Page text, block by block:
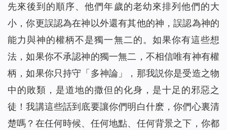
先來後到的順序、他們年歲的老幼來排列他們的大
小，你更誤認為在神以外還有其他的神，誤認為神的
能力與神的權柄不是獨一無二的。如果你有這些想
法，如果你不承認神的獨一無二，不相信唯有神有權
柄，如果你只持守「多神論」，那我説你是受造之物
中的敗類，是道地的撒但的化身，是十足的邪惡之
徒！我講這些話到底要讓你們明白什麽，你們心裏清
楚嗎？在任何時候、任何地點、任何背景之下，你都